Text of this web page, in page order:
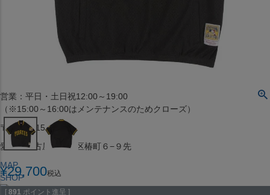
東京都千代田区神田三崎町２丁目２２−１ 1F
営業：平日・土日祝12:00～19:00
（※15:00～16:00はメンテナンスのためクローズ）
〒453-0015
愛知県名古屋市中村区椿町６−９先
MAP
SHOP
¥29,700税込
[ 891 ポイント進呈 ]